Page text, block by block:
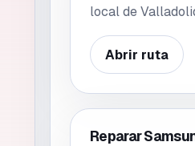
local de
Abrir ruta
Reparar